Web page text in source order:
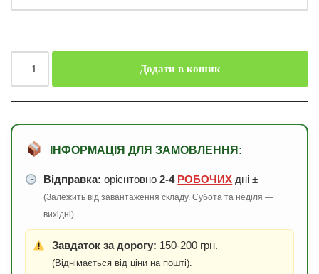
Додати в кошик
ІНФОРМАЦІЯ ДЛЯ ЗАМОВЛЕННЯ:
Відправка: орієнтовно2-4 РОБОЧИХ дні ±
(Залежить від завантаження складу. Субота та неділя —
вихідні)
Завдаток за дорогу: 150-200 грн.
(Віднімається від ціни на пошті).